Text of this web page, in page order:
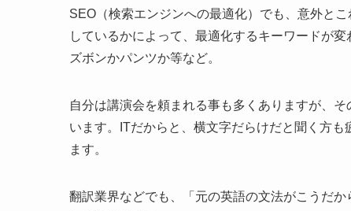
SEO（検索エンジンへの最適化）でも、意外と
しているかによって、最適化するキーワードが
ズボンかパンツか等など。
自分は講演会を頼まれる事も多くありますが、
います。ITだからと、横文字だらけだと聞く方
ます。
翻訳業界などでも、「元の英語の文法がこうだ